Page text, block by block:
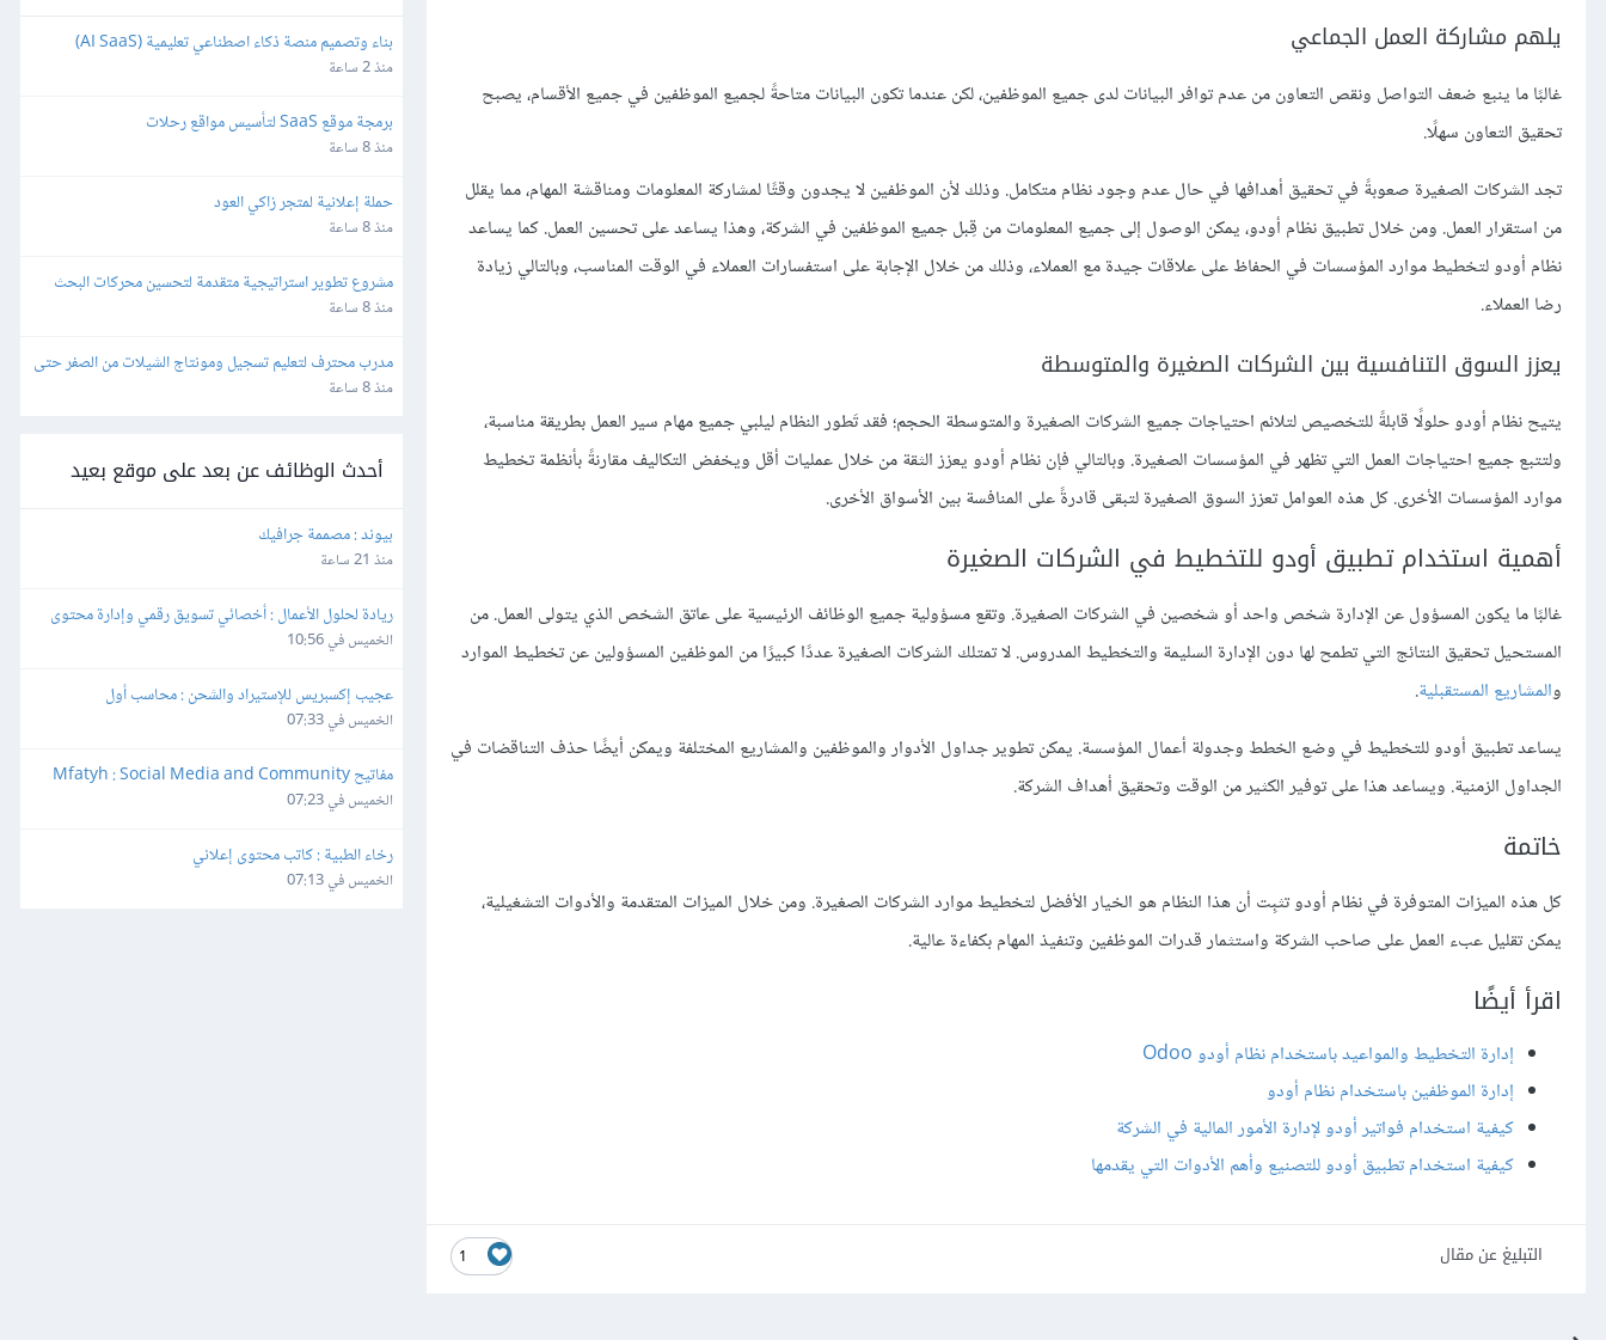
يلهم مشاركة العمل الجماعي
غالبًا ما ينبع ضعف التواصل ونقص التعاون من عدم توافر البيانات لدى جميع الموظفين، لكن عندما تكون البيانات متاحةً لجميع الموظفين في جميع الأقسام، يصبح
تحقيق التعاون سهلًا.
تجد الشركات الصغيرة صعوبةً في تحقيق أهدافها في حال عدم وجود نظام متكامل. وذلك لأن الموظفين لا يجدون وقتًا لمشاركة المعلومات ومناقشة المهام، مما يقلل
من استقرار العمل. ومن خلال تطبيق نظام أودو، يمكن الوصول إلى جميع المعلومات من قِبل جميع الموظفين في الشركة، وهذا يساعد على تحسين العمل. كما يساعد
نظام أودو لتخطيط موارد المؤسسات في الحفاظ على علاقات جيدة مع العملاء، وذلك من خلال الإجابة على استفسارات العملاء في الوقت المناسب، وبالتالي زيادة
رضا العملاء.
يعزز السوق التنافسية بين الشركات الصغيرة والمتوسطة
يتيح نظام أودو حلولًا قابلةً للتخصيص لتلائم احتياجات جميع الشركات الصغيرة والمتوسطة الحجم؛ فقد تَطور النظام ليلبي جميع مهام سير العمل بطريقة مناسبة،
ولتتبع جميع احتياجات العمل التي تظهر في المؤسسات الصغيرة. وبالتالي فإن نظام أودو يعزز الثقة من خلال عمليات أقل ويخفض التكاليف مقارنةً بأنظمة تخطيط
موارد المؤسسات الأخرى. كل هذه العوامل تعزز السوق الصغيرة لتبقى قادرةً على المنافسة بين الأسواق الأخرى.
أهمية استخدام تطبيق أودو للتخطيط في الشركات الصغيرة
غالبًا ما يكون المسؤول عن الإدارة شخص واحد أو شخصين في الشركات الصغيرة. وتقع مسؤولية جميع الوظائف الرئيسية على عاتق الشخص الذي يتولى العمل. من
المستحيل تحقيق النتائج التي تطمح لها دون الإدارة السليمة والتخطيط المدروس. لا تمتلك الشركات الصغيرة عددًا كبيرًا من الموظفين المسؤولين عن تخطيط الموارد
والمشاريع المستقبلية.
يساعد تطبيق أودو للتخطيط في وضع الخطط وجدولة أعمال المؤسسة. يمكن تطوير جداول الأدوار والموظفين والمشاريع المختلفة ويمكن أيضًا حذف التناقضات في
الجداول الزمنية. ويساعد هذا على توفير الكثير من الوقت وتحقيق أهداف الشركة.
خاتمة
كل هذه الميزات المتوفرة في نظام أودو تثبِت أن هذا النظام هو الخيار الأفضل لتخطيط موارد الشركات الصغيرة. ومن خلال الميزات المتقدمة والأدوات التشغيلية،
يمكن تقليل عبء العمل على صاحب الشركة واستثمار قدرات الموظفين وتنفيذ المهام بكفاءة عالية.
اقرأ أيضًا
إدارة التخطيط والمواعيد باستخدام نظام أودو Odoo
إدارة الموظفين باستخدام نظام أودو
كيفية استخدام فواتير أودو لإدارة الأمور المالية في الشركة
كيفية استخدام تطبيق أودو للتصنيع وأهم الأدوات التي يقدمها
1 التبليغ عن مقال
للمعلمين باستخدام Bubble.io
منذ 2 ساعة
برمجة موقع SaaS لتأسيس مواقع رحلات
منذ 8 ساعة
حملة إعلانية لمتجر زاكي العود
منذ 8 ساعة
(SEO) والفهرسة (Indexing)منذ 8 ساعة
الاحتراف
منذ 8 ساعة
أحدث الوظائف عن بعد على موقع بعيد
بيوند : مصممة جرافيك
منذ 21 ساعة
ريادة لحلول الأعمال : أخصائي تسويق رقمي وإدارة محتوى
الخميس في 10:56
عجيب إكسبريس للإستيراد والشحن : محاسب أول
الخميس في 07:33
Manager
الخميس في 07:23
رخاء الطبية : كاتب محتوى إعلاني
الخميس في 07:13